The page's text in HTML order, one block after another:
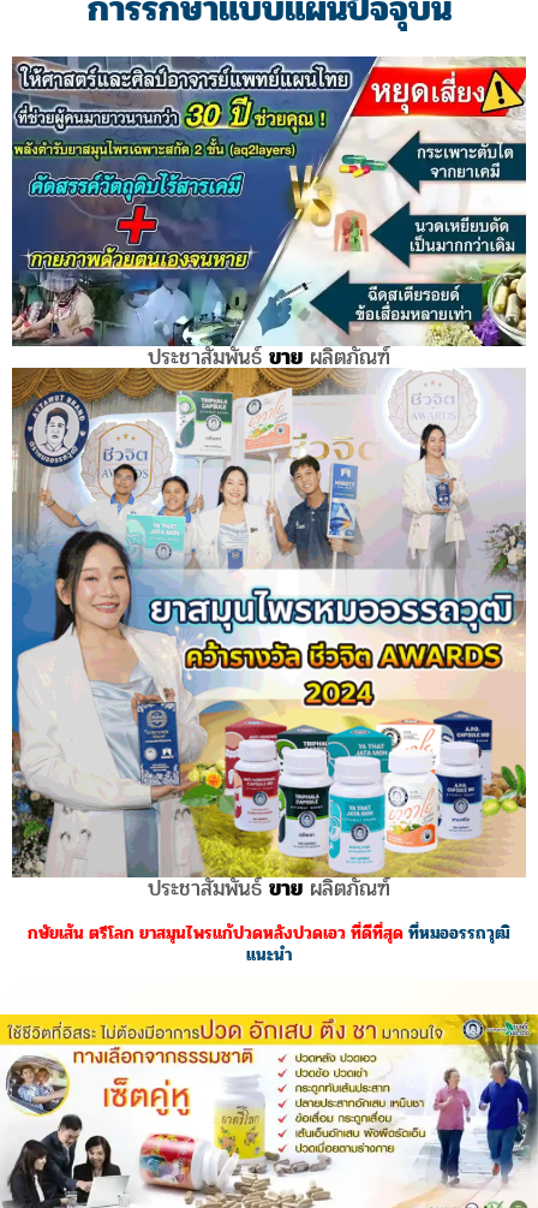
ประชาสัมพันธ์ขายผลิตภัณฑ์
ประชาสัมพันธ์ขายผลิตภัณฑ์
กษัยเส้น ตรีโลก ยาสมุนไพรแก้ปวดหลังปวดเอว ที่ดีที่สุดที่หมออรรถวุฒิ
แนะนำ